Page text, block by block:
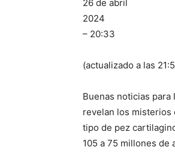
26 de abril
2024
– 20:33
(actualizado a las
Buenas noticias
revelan los misterios
tipo de pez
105 a 75 millones de